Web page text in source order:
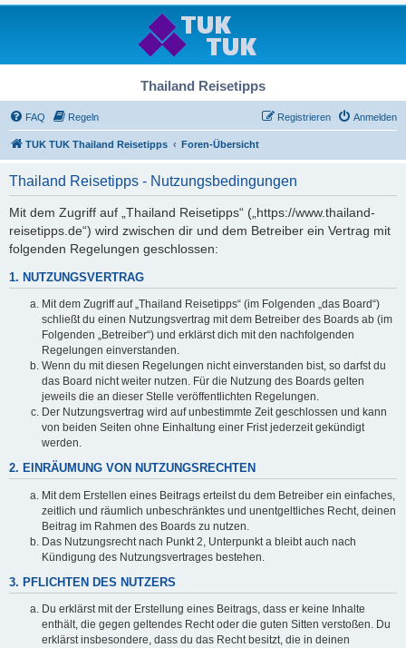
Thailand Reisetipps
FAQ Regeln Anmelden
Registrieren
TUK TUK Thailand Reisetipps Foren-Übersicht
Thailand Reisetipps - Nutzungsbedingungen
Mit dem Zugriff auf „Thailand Reisetipps“ („https://www.thailand-
reisetipps.de“) wird zwischen dir und dem Betreiber ein Vertrag mit
folgenden Regelungen geschlossen:
1. NUTZUNGSVERTRAG
Mit dem Zugriff auf „Thailand Reisetipps“ (im Folgenden „das Board“)
schließt du einen Nutzungsvertrag mit dem Betreiber des Boards ab (im
Folgenden „Betreiber“) und erklärst dich mit den nachfolgenden
Regelungen einverstanden.
Wenn du mit diesen Regelungen nicht einverstanden bist, so darfst du
das Board nicht weiter nutzen. Für die Nutzung des Boards gelten
jeweils die an dieser Stelle veröffentlichten Regelungen.
Der Nutzungsvertrag wird auf unbestimmte Zeit geschlossen und kann
von beiden Seiten ohne Einhaltung einer Frist jederzeit gekündigt
werden.
2. EINRÄUMUNG VON NUTZUNGSRECHTEN
Mit dem Erstellen eines Beitrags erteilst du dem Betreiber ein einfaches,
zeitlich und räumlich unbeschränktes und unentgeltliches Recht, deinen
Beitrag im Rahmen des Boards zu nutzen.
Das Nutzungsrecht nach Punkt 2, Unterpunkt a bleibt auch nach
Kündigung des Nutzungsvertrages bestehen.
3. PFLICHTEN DES NUTZERS
Du erklärst mit der Erstellung eines Beitrags, dass er keine Inhalte
enthält, die gegen geltendes Recht oder die guten Sitten verstoßen. Du
erklärst insbesondere, dass du das Recht besitzt, die in deinen